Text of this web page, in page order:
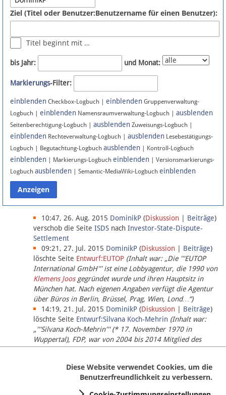
Newsletter
Bluesky
Facebook
Instagram
Anmelden
Datenschutz
Über Lobbypedia
Impressum
Ziel (Titel oder Benutzer:Benutzername für einen Benutzer):
Titel beginnt mit …
bis Jahr: und Monat:
Markierungs-Filter:
einblenden Checkbox-Logbuch | einblenden Gruppenverwaltung-
Logbuch | einblenden Namensraumverwaltung-Logbuch | ausblenden
Seitenberechtigung-Logbuch | ausblenden Zuweisungs-Logbuch |
einblenden Rechteverwaltung-Logbuch | ausblenden Lesebestätigungs-
Logbuch | Begutachtung-Logbuch ausblenden | Kontroll-Logbuch
einblenden | Markierungs-Logbuch einblenden | Versionsmarkierungs-
Logbuch ausblenden | Semantic-MediaWiki-Logbuch einblenden
10:47, 26. Aug. 2015 DominikP (Diskussion Beiträge)
verschob die Seite ISDS nach Investor-State-Dispute-
Settlement
09:21, 27. Jul. 2015 DominikP (Diskussion Beiträge)
löschte Seite Entwurf:EUTOP (Inhalt war: „Die '''EUTOP
International GmbH''' ist eine Lobbyagentur, die 1990 von
Klemens Joosgegründet wurde und ihren Hauptsitz in
München hat. Nach eigenen Angaben verfügt die Agentur
über Büros in Berlin, Brüssel, Prag, Wien, Lond…“)
14:19, 21. Jul. 2015 DominikP (Diskussion Beiträge)
löschte Seite Entwurf:Silvana Koch-Mehrin (Inhalt war:
„'''Silvana Koch-Mehrin''' (* 17. November 1970 in
Wuppertal), FDP, war von 2004 bis 2014 Mitglied des
Europäischen Parlaments, seit November 2014 ist sie für
Diese Website verwendet Cookies, um die
Benutzerfreundlichkeit zu verbessern.